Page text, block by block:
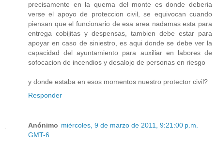
precisamente en la quema del monte es donde deberia
verse el apoyo de proteccion civil, se equivocan cuando
piensan que el funcionario de esa area nadamas esta para
entrega cobijitas y despensas, tambien debe estar para
apoyar en caso de siniestro, es aqui donde se debe ver la
capacidad del ayuntamiento para auxiliar en labores de
sofocacion de incendios y desalojo de personas en riesgo
y donde estaba en esos momentos nuestro protector civil?
Responder
Anónimo miércoles, 9 de marzo de 2011, 9:21:00 p.m.
GMT-6